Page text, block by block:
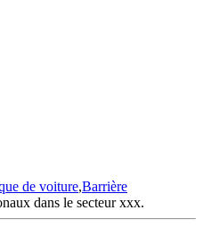
de voiture,Barrière
dans le secteur xxx.